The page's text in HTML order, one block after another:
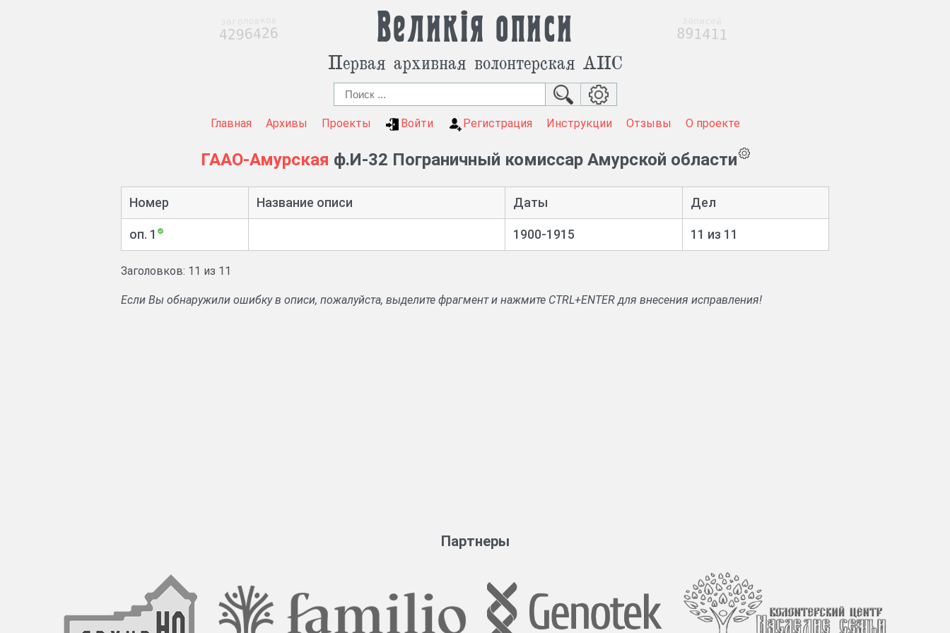
Великія описи
Первая архивная волонтерская АИС
Главная Архивы Проекты Войти Регистрация Инструкции Отзывы О проекте
ГААО-Амурская ф.И-32 Пограничный комиссар Амурской области
Номер Название описи Даты Дел
оп. 1 1900-1915 11 из 11
Заголовков: 11 из 11
Если Вы обнаружили ошибку в описи, пожалуйста, выделите фрагмент и нажмите CTRL+ENTER для внесения исправления!
Партнеры
4296426 891411